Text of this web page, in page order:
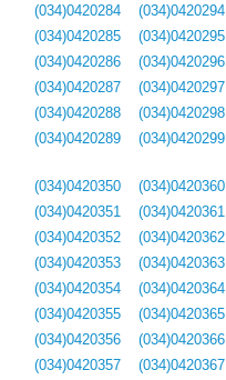
(034)0420284
(034)0420285
(034)0420286
(034)0420287
(034)0420288
(034)0420289
(034)0420294
(034)0420295
(034)0420296
(034)0420297
(034)0420298
(034)0420299
(034)0420350
(034)0420351
(034)0420352
(034)0420353
(034)0420354
(034)0420355
(034)0420356
(034)0420357
(034)0420360
(034)0420361
(034)0420362
(034)0420363
(034)0420364
(034)0420365
(034)0420366
(034)0420367